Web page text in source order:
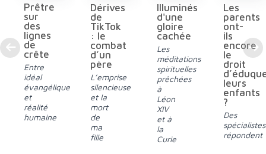
Prêtre
sur
des
lignes
de
crête
Entre
idéal
évangélique
et
réalité
humaine
Dérives
de
TikTok
: le
combat
d’un
père
L’emprise
silencieuse
et la
mort
de
ma
fille
Illuminés
d'une
gloire
cachée
Les
méditations
spirituelles
prêchées
à
Léon
XIV
et à
la
Curie
Les
parents
ont-
ils
encore
le
droit
leurs
enfants
?
Des
spécialistes
répondent